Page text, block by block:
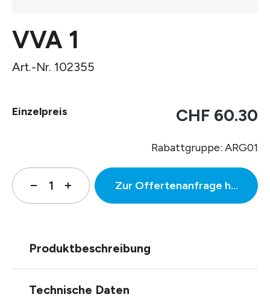
VVA 1
Art.-Nr. 102355
Einzelpreis CHF 60.30
Rabattgruppe: ARG01
Zur Offertenanfrage
Produktbeschreibung
Technische Daten